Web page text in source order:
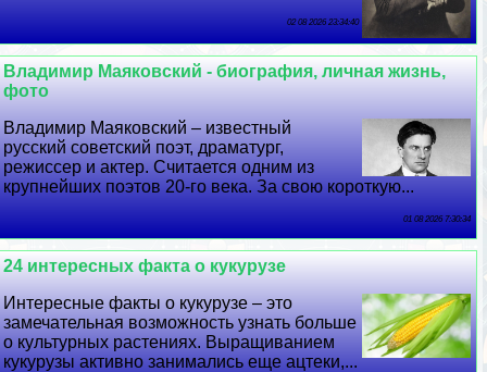
02 08 2026 23:34:40
Владимир Маяковский - биография, личная жизнь,
фото
Владимир Маяковский – известный
русский советский поэт, драматург,
режиссер и актер. Считается одним из
крупнейших поэтов 20-го века. За свою короткую...
01 08 2026 7:30:34
24 интересных факта о кукурузе
Интересные факты о кукурузе – это
замечательная возможность узнать больше
о культурных растениях. Выращиванием
кукурузы активно занимались еще ацтеки,...